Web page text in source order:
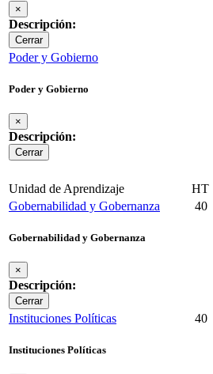
×
Descripción:
Cerrar
Poder y Gobierno
Poder y Gobierno
×
Descripción:
Cerrar
Unidad de Aprendizaje
HT
Gobernabilidad y Gobernanza
Gobernabilidad y Gobernanza
×
Descripción:
Cerrar
40
Instituciones Políticas
Instituciones Políticas
40